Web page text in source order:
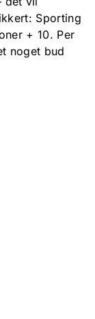
Sporting
+ 10. Per
noget bud